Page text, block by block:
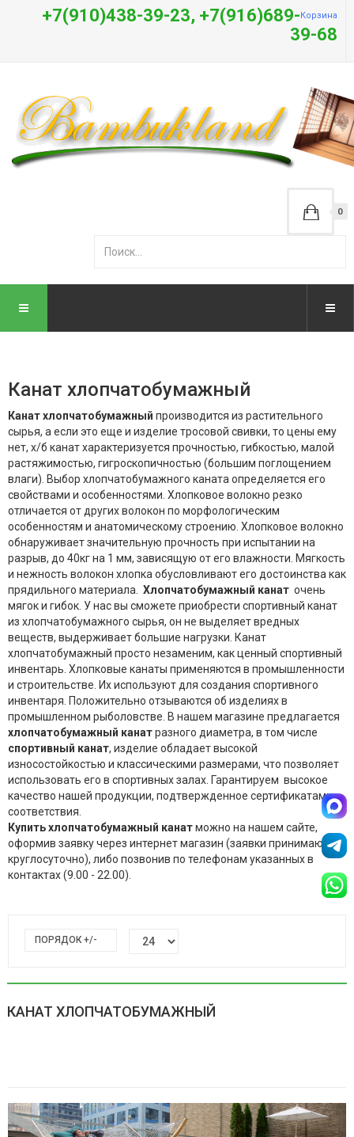
Корзина
+7(910)438-39-23, +7(916)689-
39-68
0
Канат хлопчатобумажный
Канат хлопчатобумажный производится из растительного
сырья, а если это еще и изделие тросовой свивки, то цены ему
нет, х/б канат характеризуется прочностью, гибкостью, малой
растяжимостью, гигроскопичностью (большим поглощением
влаги). Выбор хлопчатобумажного каната определяется его
свойствами и особенностями. Хлопковое волокно резко
отличается от других волокон по морфологическим
особенностям и анатомическому строению. Хлопковое волокно
обнаруживает значительную прочность при испытании на
разрыв, до 40кг на 1 мм, зависящую от его влажности. Мягкость
и нежность волокон хлопка обусловливают его достоинства как
прядильного материала. Хлопчатобумажный канат очень
мягок и гибок. У нас вы сможете приобрести спортивный канат
из хлопчатобумажного сырья, он не выделяет вредных
веществ, выдерживает большие нагрузки. Канат
хлопчатобумажный просто незаменим, как ценный спортивный
инвентарь. Хлопковые канаты применяются в промышленности
и строительстве. Их используют для создания спортивного
инвентаря. Положительно отзываются об изделиях в
промышленном рыболовстве. В нашем магазине предлагается
хлопчатобумажный канатразного диаметра, в том числе
спортивный канат, изделие обладает высокой
износостойкостью и классическими размерами, что позволяет
использовать его в спортивных залах. Гарантируем высокое
качество нашей продукции, подтвержденное сертификатами
соответствия.
Купить хлопчатобумажный канатможно на нашем сайте,
оформив заявку через интернет магазин (заявки принимаются
круглосуточно), либо позвонив по телефонам указанных в
контактах (9.00 - 22.00).
ПОРЯДОК +/-
КАНАТ ХЛОПЧАТОБУМАЖНЫЙ